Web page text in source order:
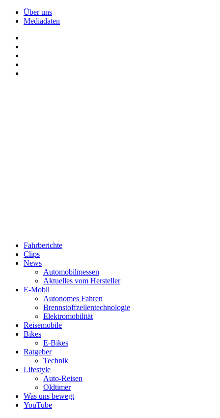
Über uns
Mediadaten
Fahrberichte
Clips
News
Automobilmessen
Aktuelles vom Hersteller
E-Mobil
Autonomes Fahren
Brennstoffzellentechnologie
Elektromobilität
Reisemobile
Bikes
E-Bikes
Ratgeber
Technik
Lifestyle
Auto-Reisen
Oldtimer
Was uns bewegt
YouTube